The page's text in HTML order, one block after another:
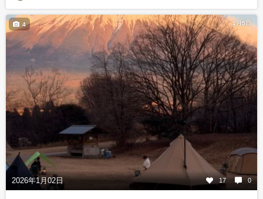
1月5日
2026年1月02日 17 0
4